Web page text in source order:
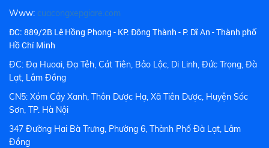
Www: cuacongxepgiare.com
ĐC: 889/2B Lê Hồng Phong - KP. Đông Thành - P. Dĩ An - Thành phố
Hồ Chí Minh
ĐC: Đạ Huoai, Đạ Tẻh, Cát Tiên, Bảo Lộc, Di Linh, Đức Trọng, Đà
Lạt, Lâm Đồng
CN5: Xóm Cây Xanh, Thôn Dược Hạ, Xã Tiên Dược, Huyện Sóc
Sơn, TP. Hà Nội
347 Đường Hai Bà Trưng, Phường 6, Thành Phố Đà Lạt, Lâm
Đồng